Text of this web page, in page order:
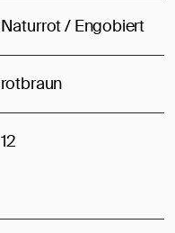
Naturrot / Engobiert
rotbraun
12